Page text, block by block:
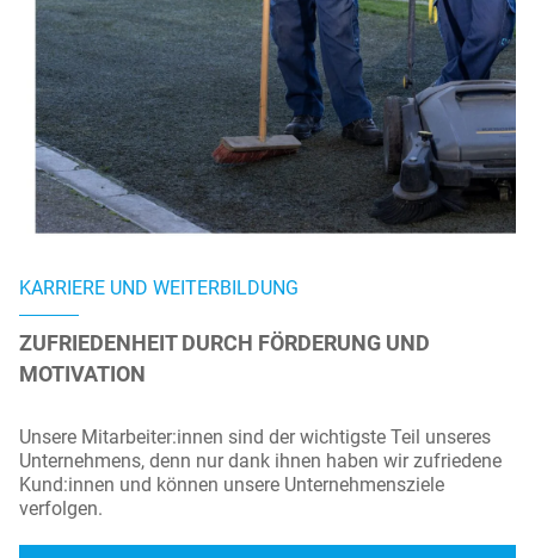
KARRIERE UND WEITERBILDUNG
ZUFRIEDENHEIT DURCH FÖRDERUNG UND
MOTIVATION
Unsere Mitarbeiter:innen sind der wichtigste Teil unseres
Unternehmens, denn nur dank ihnen haben wir zufriedene
Kund:innen und können unsere Unternehmensziele
verfolgen.